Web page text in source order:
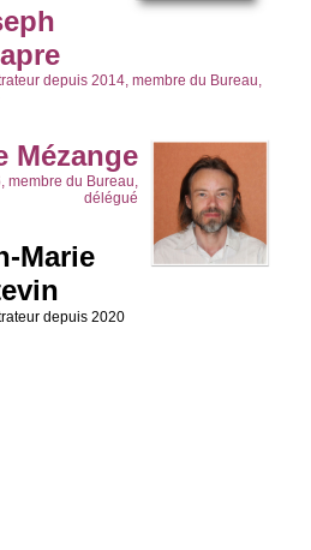
depuis 2014, membre du Bureau,
Mézange
membre du Bureau,
délégué
Marie
depuis 2020